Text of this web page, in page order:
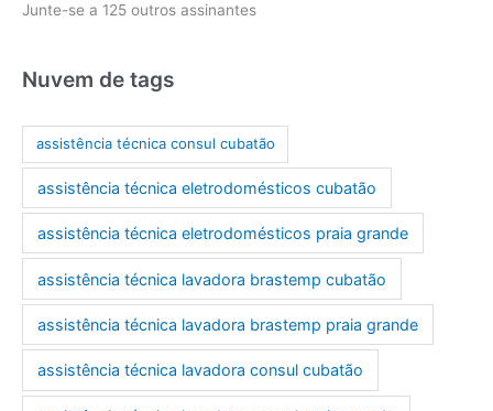
e
o
e
a
Junte-se a 125 outros assinantes
Nuvem de tags
assistência técnica consul cubatão
assistência técnica eletrodomésticos cubatão
assistência técnica eletrodomésticos praia grande
assistência técnica lavadora brastemp cubatão
assistência técnica lavadora brastemp praia grande
assistência técnica lavadora consul cubatão